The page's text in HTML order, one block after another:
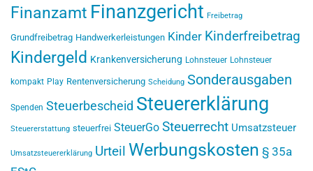
Finanzamt Finanzgericht Freibetrag
Grundfreibetrag Handwerkerleistungen Kinder Kinderfreibetrag
Kindergeld Krankenversicherung Lohnsteuer Lohnsteuer
kompakt Play Rentenversicherung Scheidung Sonderausgaben
Spenden Steuerbescheid Steuererklärung
Steuererstattung steuerfrei SteuerGo Steuerrecht Umsatzsteuer
Umsatzsteuererklärung Urteil Werbungskosten § 35a